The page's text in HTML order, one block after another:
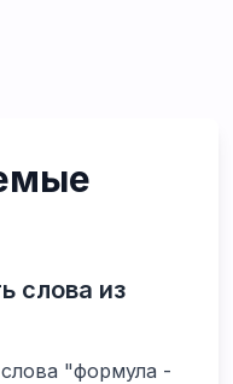
слова из
"формула -